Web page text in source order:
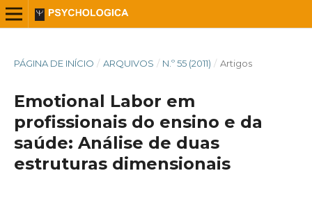
PÁGINA DE INÍCIO / ARQUIVOS / N.º 55 (2011) / Artigos
Emotional Labor em
profissionais do ensino e da
saúde: Análise de duas
estruturas dimensionais